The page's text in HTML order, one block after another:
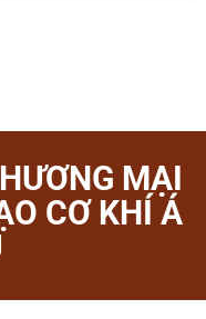
MẠI
CƠ KHÍ Á